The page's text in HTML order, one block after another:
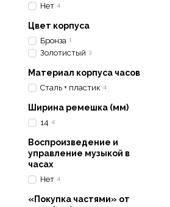
Нет 4
Цвет корпуса
Бронза 1
Золотистый 3
Материал корпуса часов
Сталь + пластик 4
Ширина ремешка (мм)
14 4
Воспроизведение и
управление музыкой в
часах
Нет 4
«Покупка частями» от